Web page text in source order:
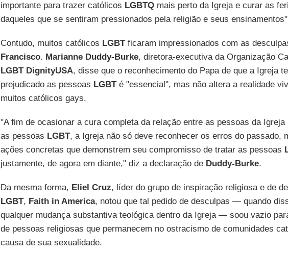
importante para trazer católicos LGBTQmais perto da Igreja e curar as
daqueles que se sentiram pressionados pela religião e seus
Contudo, muitos católicos LGBTficaram impressionados com as
Francisco. Marianne Duddy-Burke, diretora-executiva da Organização
LGBT DignityUSA, disse que o reconhecimento do Papa de que a Igreja
prejudicado as pessoas LGBTé "essencial", mas não altera a realidade
muitos católicos gays.
"A fim de ocasionar a cura completa da relação entre as pessoas da Igreja
as pessoas LGBT, a Igreja não só deve reconhecer os erros do passado,
ações concretas que demonstrem seu compromisso de tratar as pessoas
justamente, de agora em diante," diz a declaração de Duddy-Burke.
Da mesma forma, Eliel Cruz, líder do grupo de inspiração religiosa e de
LGBT, Faith in America, notou que tal pedido de desculpas — quando
qualquer mudança substantiva teológica dentro da Igreja — soou vazio
de pessoas religiosas que permanecem no ostracismo de comunidades
causa de sua sexualidade.